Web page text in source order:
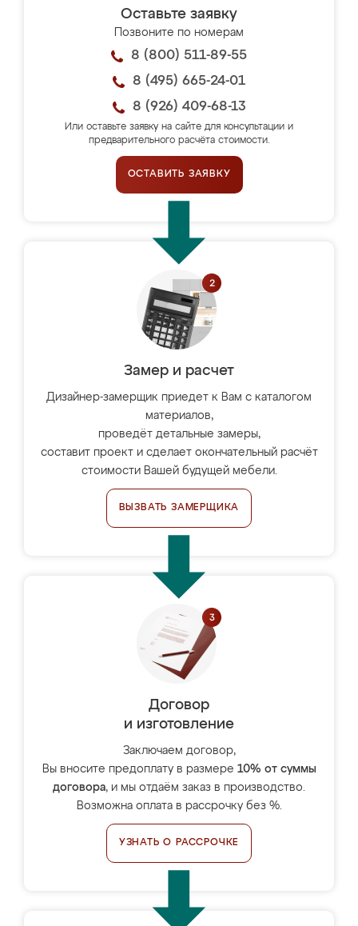
Оставьте заявку
Позвоните по номерам
8 (800) 511-89-55
8 (495) 665-24-01
8 (926) 409-68-13
Или оставьте заявку на сайте для консультации и
предварительного расчёта стоимости.
ОСТАВИТЬ ЗАЯВКУ
Замер и расчет
Дизайнер-замерщик приедет к Вам с каталогом
материалов,
проведёт детальные замеры,
составит проект и сделает окончательный расчёт
стоимости Вашей будущей мебели.
ВЫЗВАТЬ ЗАМЕРЩИКА
Договор
и изготовление
Заключаем договор,
Вы вносите предоплату в размере 10% от суммы
договора, и мы отдаём заказ в производство.
Возможна оплата в рассрочку без %.
УЗНАТЬ О РАССРОЧКЕ